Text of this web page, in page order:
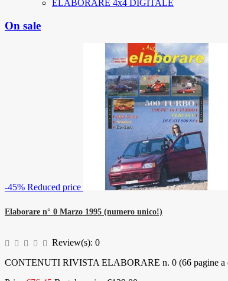
ELABORARE 4x4 DIGITALE
On sale
-45% Reduced price
Elaborare n° 0 Marzo 1995 (numero unico!)
Review(s): 0
CONTENUTI RIVISTA ELABORARE n. 0 (66 pagine a